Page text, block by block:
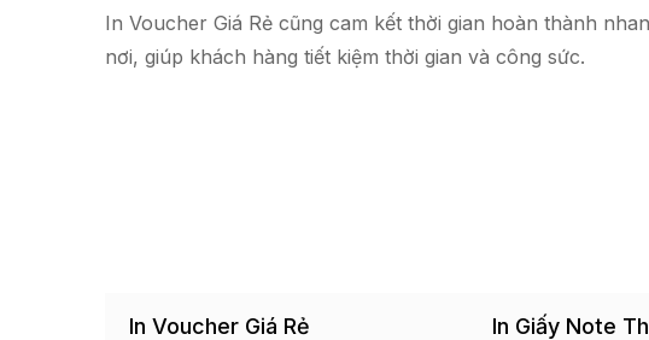
In Voucher Giá Rẻ cũng cam kết thời gian hoàn thành
nơi, giúp khách hàng tiết kiệm thời gian và công sức.
In Voucher Giá Rẻ In Giấy Note